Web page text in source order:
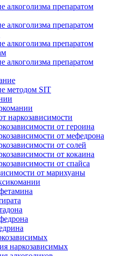
алкоголизма препаратом
алкоголизма препаратом
алкоголизма препаратом
алкоголизма препаратом
методом SIT
наркозависимости
от героина
от мефедрона
от солей
от кокаина
от спайса
от марихуаны
наркозависимых